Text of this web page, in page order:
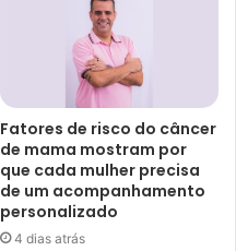
Fatores de risco do câncer
de mama mostram por
que cada mulher precisa
de um acompanhamento
personalizado
4 dias atrás